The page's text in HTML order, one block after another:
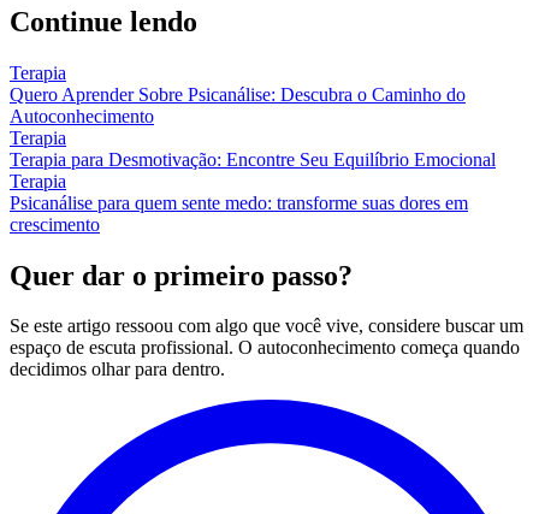
Continue lendo
Terapia
Quero Aprender Sobre Psicanálise: Descubra o Caminho do
Autoconhecimento
Terapia
Terapia para Desmotivação: Encontre Seu Equilíbrio Emocional
Terapia
Psicanálise para quem sente medo: transforme suas dores em
crescimento
Quer dar o primeiro passo?
Se este artigo ressoou com algo que você vive, considere buscar um
espaço de escuta profissional. O autoconhecimento começa quando
decidimos olhar para dentro.